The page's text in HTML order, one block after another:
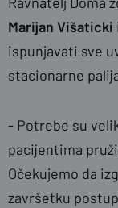
Marijan Višaticki
ispunjavati sve
stacionarne
- Potrebe su
pacijentima
Očekujemo da
završetku